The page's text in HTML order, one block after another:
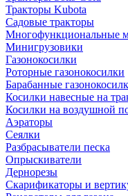
Тракторы Kubota
Садовые тракторы
Многофункциональные
Минигрузовики
Газонокосилки
Роторные газонокосилки
Барабанные
Косилки навесные на
Косилки на воздушной
Аэраторы
Сеялки
Разбрасыватели песка
Опрыскиватели
Дернорезы
Скарификаторы и